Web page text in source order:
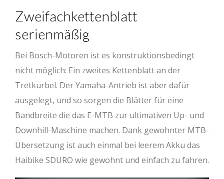
Zweifachkettenblatt
serienmäßig
Bei Bosch-Motoren ist es konstruktionsbedingt
nicht möglich: Ein zweites Kettenblatt an der
Tretkurbel. Der Yamaha-Antrieb ist aber dafür
ausgelegt, und so sorgen die Blätter für eine
Bandbreite die das E-MTB zur ultimativen Up- und
Downhill-Maschine machen. Dank gewohnter MTB-
Übersetzung ist auch einmal bei leerem Akku das
Haibike SDURO wie gewohnt und einfach zu fahren.